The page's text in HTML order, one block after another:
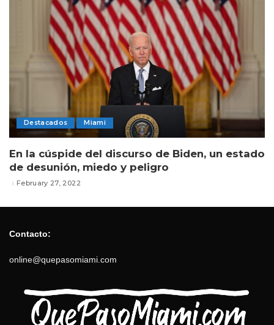
Destacados Miami
En la cúspide del discurso de Biden, un estado
de desunión, miedo y peligro
February 27, 2022
Contacto:
online@quepasomiami.com